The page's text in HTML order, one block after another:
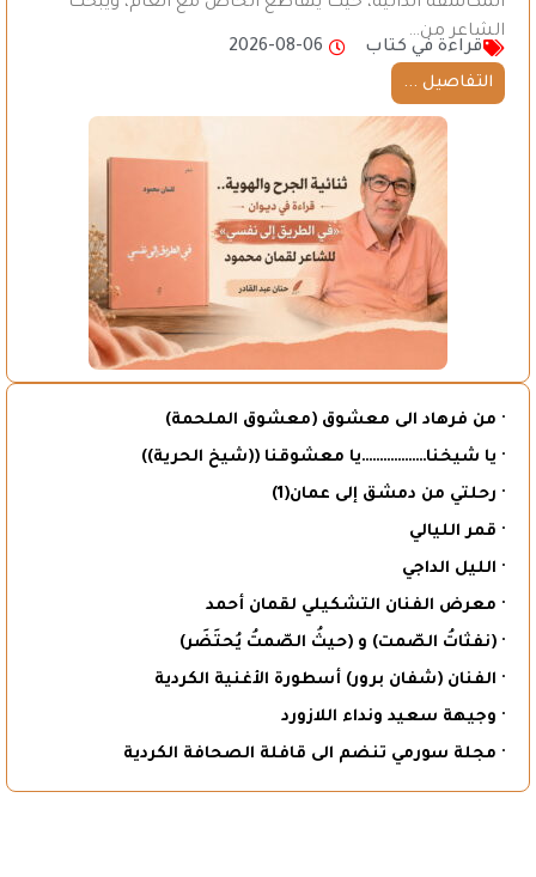
الشاعر من…
قراءة في كتاب
2026-08-06
التفاصيل ...
· من فرهاد الى معشوق (معشوق الملحمة)
· يا شيخنا………………يا معشوقنا ((شيخ الحرية))
· رحلتي من دمشق إلى عمان(1)
· قمر الليالي
· الليل الداجي
· معرض الفنان التشكيلي لقمان أحمد
· (نفثاتُ الصّمت) و (حيثُ الصّمتُ يُحتَضَر)
· الفنان (شفان برور) أسطورة الأغنية الكردية
· وجيهة سعيد ونداء اللازورد
· مجلة سورمي تنضم الى قافلة الصحافة الكردية